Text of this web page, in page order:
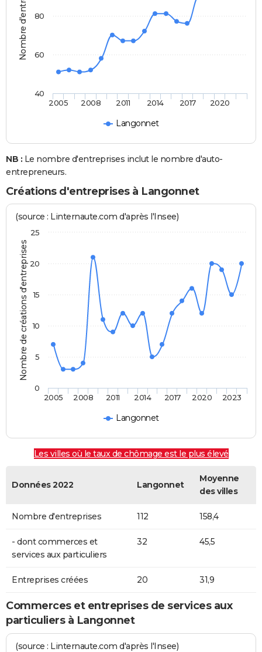
Langonnet
2005 2008 2011 2014 2017 2020
40
60
80
NB : Le nombre d'entreprises inclut le nombre d'auto-
entrepreneurs.
Créations d'entreprises à Langonnet
Nombre de créations d'entreprises
(source : Linternaute.com d'après l'Insee)
Langonnet
2005 2008 2011 2014 2017 2020 2023
0
5
10
15
20
25
Les villes où le taux de chômage est le plus élevé
Données 2022 Langonnet
Moyenne
des villes
Nombre d'entreprises 112 158,4
- dont commerces et
services aux particuliers
32 45,5
Entreprises créées 20 31,9
Commerces et entreprises de services aux
particuliers à Langonnet
(source : Linternaute.com d'après l'Insee)